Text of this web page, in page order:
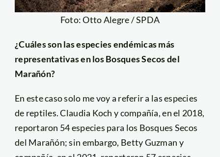
Foto: Otto Alegre / SPDA
¿Cuáles son las especies endémicas más
representativas en los Bosques Secos del
Marañón?
En este caso solo me voy a referir a las especies
de reptiles. Claudia Koch y compañía, en el 2018,
reportaron 54 especies para los Bosques Secos
del Marañón; sin embargo, Betty Guzman y